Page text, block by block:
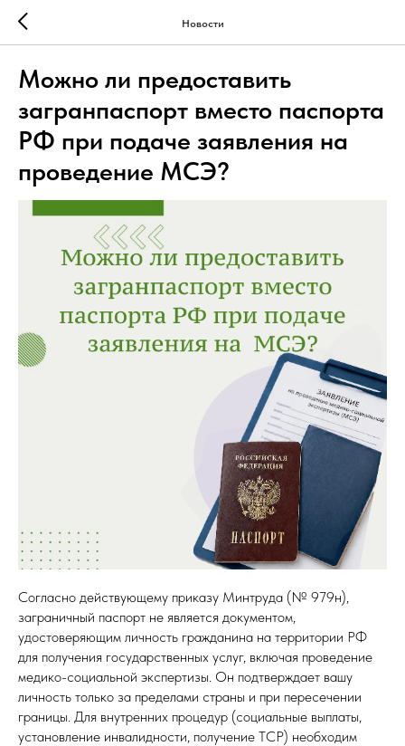
Новости
Можно ли предоставить
загранпаспорт вместо паспорта
РФ при подаче заявления на
проведение МСЭ?
Согласно действующему приказу Минтруда (№ 979н),
заграничный паспорт не является документом,
удостоверяющим личность гражданина на территории РФ
для получения государственных услуг, включая проведение
медико-социальной экспертизы. Он подтверждает вашу
личность только за пределами страны и при пересечении
границы. Для внутренних процедур (социальные выплаты,
установление инвалидности, получение ТСР) необходим